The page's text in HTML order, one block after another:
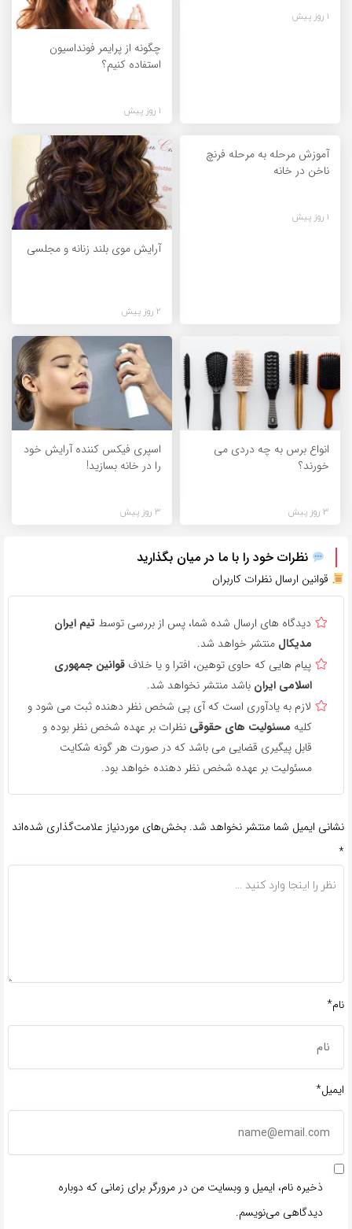
1 روز پیش
چگونه از پرایمر فونداسیون
استفاده کنیم؟
1 روز پیش
آموزش مرحله به مرحله فرنچ
ناخن در خانه
1 روز پیش
آرایش موی بلند زنانه و مجلسی
2 روز پیش
انواع برس به چه دردی می
خورند؟
3 روز پیش
اسپری فیکس کننده آرایش خود
را در خانه بسازید!
3 روز پیش
نظرات خود را با ما در میان بگذارید
قوانین ارسال نظرات کاربران
دیدگاه های ارسال شده شما، پس از بررسی توسط تیم ایران
مدیکال منتشر خواهد شد.
پیام هایی که حاوی توهین، افترا و یا خلاف قوانین جمهوری
اسلامی ایران باشد منتشر نخواهد شد.
لازم به یادآوری است که آی پی شخص نظر دهنده ثبت می شود و
کلیه مسئولیت های حقوقی نظرات بر عهده شخص نظر بوده و
قابل پیگیری قضایی می باشد که در صورت هر گونه شکایت
مسئولیت بر عهده شخص نظر دهنده خواهد بود.
نشانی ایمیل شما منتشر نخواهد شد. بخش‌های موردنیاز علامت‌گذاری شده‌اند
*
نام*
ایمیل*
ذخیره نام، ایمیل و وبسایت من در مرورگر برای زمانی که دوباره
دیدگاهی می‌نویسم.